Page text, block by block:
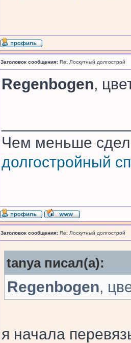
Заголовок сообщения: Re: Лоскутный долгострой
Regenbogen,
Чем меньше
долгостройный
Заголовок сообщения: Re: Лоскутный долгострой
tanya писал(а):
Regenbogen,
я начала